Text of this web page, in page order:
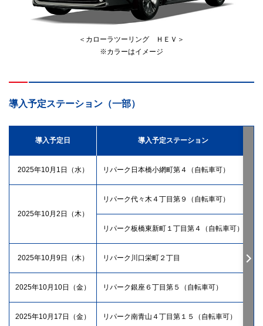
＜カローラツーリング ＨＥＶ＞
※カラーはイメージ
導入予定ステーション（一部）
導入予定日 導入予定ステーション
2025年10月1日（水） リパーク日本橋小網町第４（自転車可）
2025年10月2日（木）
リパーク代々木４丁目第９（自転車可）
リパーク板橋東新町１丁目第４（自転車可）
2025年10月9日（木） リパーク川口栄町２丁目
2025年10月10日（金） リパーク銀座６丁目第５（自転車可）
2025年10月17日（金） リパーク南青山４丁目第１５（自転車可）